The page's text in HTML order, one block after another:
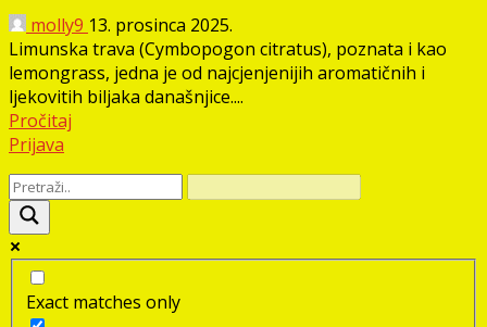
molly9 13. prosinca 2025.
Limunska trava (Cymbopogon citratus), poznata i kao
lemongrass, jedna je od najcjenjenijih aromatičnih i
ljekovitih biljaka današnjice....
Pročitaj
Prijava
Exact matches only